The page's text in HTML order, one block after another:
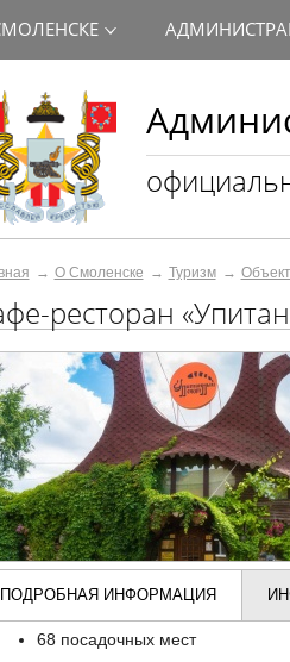
О Смоленске Туризм
ресторан
ПОДРОБНАЯ ИНФОРМАЦИЯ
68 посадочных мест